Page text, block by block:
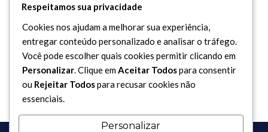
21. Sim, este é um Alcorão Glorioso,
22. Inscrito em uma Tábua Preservada.
Respeitamos sua privacidade
Cookies nos ajudam a melhorar sua experiência,
entregar conteúdo personalizado e analisar o tráfego.
Você pode escolher quais cookies permitir clicando em
Personalizar. Clique emAceitar Todospara consentir
ou Rejeitar Todospara recusar cookies não
essenciais.
Personalizar